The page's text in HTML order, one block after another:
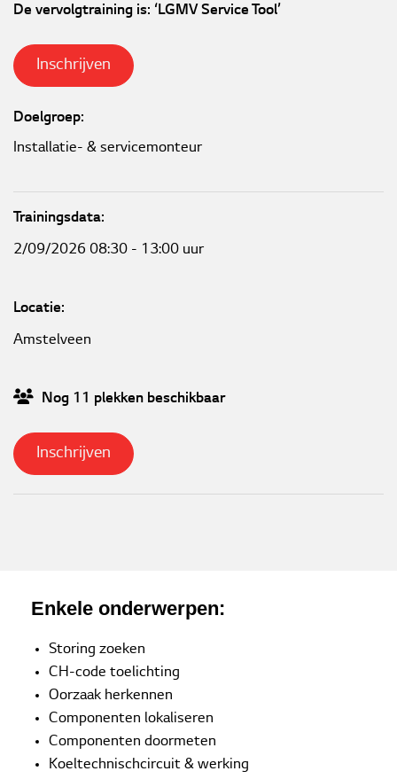
De vervolgtraining is: ‘LGMV Service Tool’
Inschrijven
Doelgroep:
Installatie- & servicemonteur
Trainingsdata:
2/09/2026 08:30 - 13:00 uur
Locatie:
Amstelveen
Nog 11 plekken beschikbaar
Inschrijven
Enkele onderwerpen:
Storing zoeken
CH-code toelichting
Oorzaak herkennen
Componenten lokaliseren
Componenten doormeten
Koeltechnischcircuit & werking